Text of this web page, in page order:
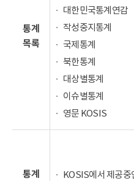
통계
목록
대한민국통계연감
작성중지통계
국제통계
북한통계
대상별통계
이슈별통계
영문 KOSIS
통계
KOSIS에서 제공중